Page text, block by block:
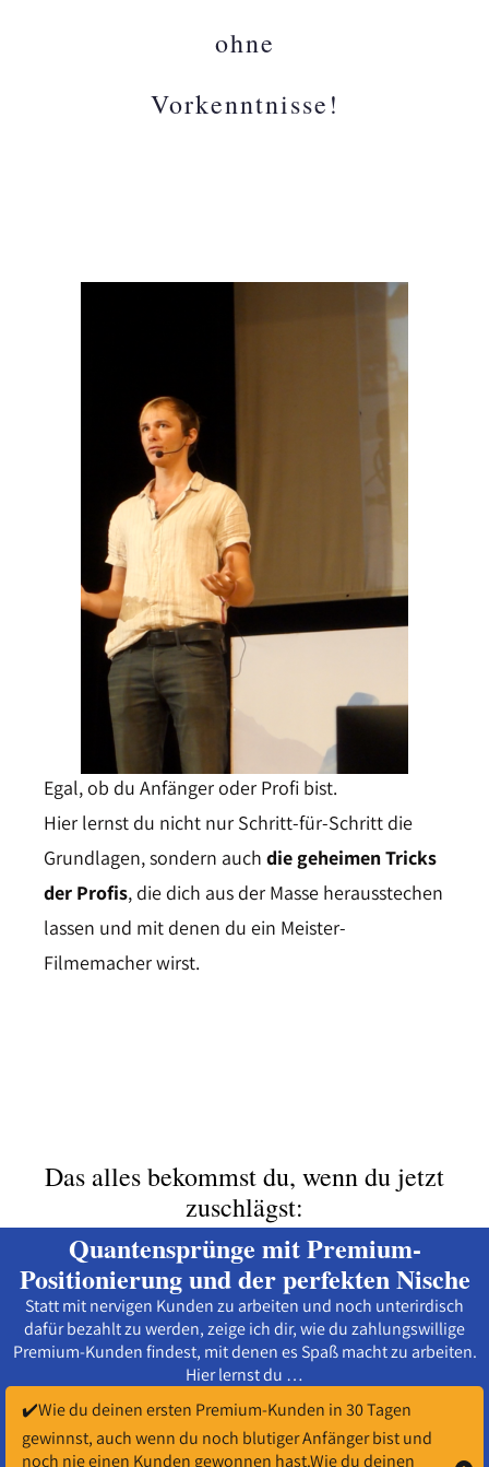
ohne
Vorkenntnisse!
Egal, ob du Anfänger oder Profi bist.
Hier lernst du nicht nur Schritt-für-Schritt die
Grundlagen, sondern auch die geheimen Tricks
der Profis, die dich aus der Masse herausstechen
lassen und mit denen du ein Meister-
Filmemacher wirst.
Das alles bekommst du, wenn du jetzt
zuschlägst:
Quantensprünge mit Premium-
Positionierung und der perfekten Nische
Statt mit nervigen Kunden zu arbeiten und noch unterirdisch
dafür bezahlt zu werden, zeige ich dir, wie du zahlungswillige
Premium-Kunden findest, mit denen es Spaß macht zu arbeiten.
Hier lernst du …
✔️Wie du deinen ersten Premium-Kunden in 30 Tagen
gewinnst, auch wenn du noch blutiger Anfänger bist und
noch nie einen Kunden gewonnen hast.Wie du deinen